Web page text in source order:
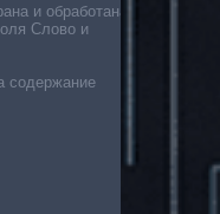
и обработана
Слово и
содержание